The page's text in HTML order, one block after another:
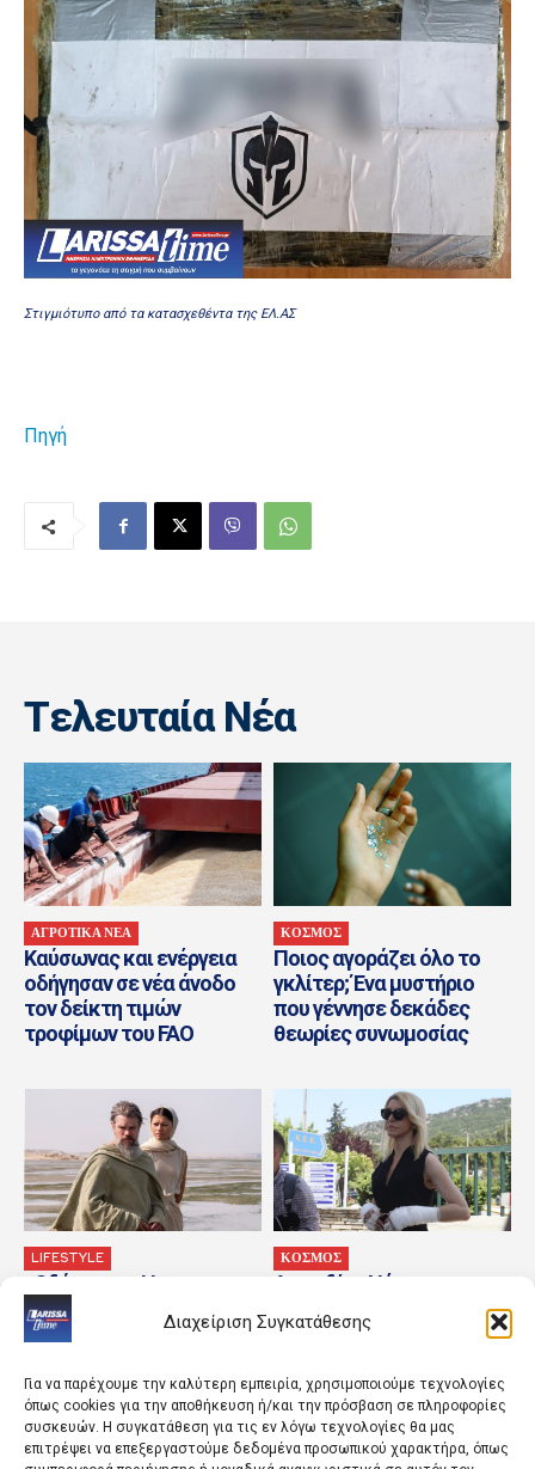
Διαχείριση Συγκατάθεσης
Για να παρέχουμε την καλύτερη εμπειρία, χρησιμοποιούμε τεχνολογίες
όπως cookies για την αποθήκευση ή/και την πρόσβαση σε πληροφορίες
συσκευών. Η συγκατάθεση για τις εν λόγω τεχνολογίες θα μας
επιτρέψει να επεξεργαστούμε δεδομένα προσωπικού χαρακτήρα, όπως
Στιγμιότυπο από τα κατασχεθέντα της ΕΛ.ΑΣ
Πηγή
Tελευταία Nέα
ΑΓΡΟΤΙΚΑ ΝΕΑ
Καύσωνας και ενέργεια
οδήγησαν σε νέα άνοδο
τον δείκτη τιμών
τροφίμων του FAO
ΚΟΣΜΟΣ
Ποιος αγοράζει όλο το
γκλίτερ; Ένα μυστήριο
που γέννησε δεκάδες
θεωρίες συνωμοσίας
LIFESTYLE
«Οδύσσεια»: Η πιο
επιτυχημένη ταινία του
Κρίστοφερ Νόλαν
ΚΟΣΜΟΣ
Αφροδίτη Νέστορα:
Συγκινεί η ανάρτηση για
τη μητέρα της